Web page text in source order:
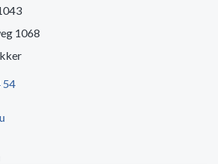
1068
54